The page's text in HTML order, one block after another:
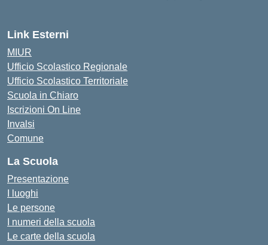
Link Esterni
MIUR
Ufficio Scolastico Regionale
Ufficio Scolastico Territoriale
Scuola in Chiaro
Iscrizioni On Line
Invalsi
Comune
La Scuola
Presentazione
I luoghi
Le persone
I numeri della scuola
Le carte della scuola